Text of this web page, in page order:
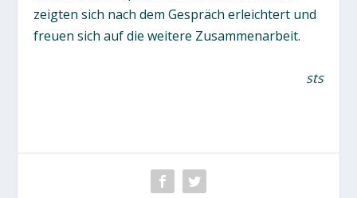
zeigten sich nach dem Gespräch erleichtert und
freuen sich auf die weitere Zusammenarbeit.
sts